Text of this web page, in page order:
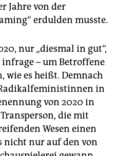
Jahre von der
erdulden musste.
nur „diesmal in gut“,
infrage – um Betroffene
es heißt. Demnach
in
von 2020 in
die mit
Wesen einen
nicht nur auf den von